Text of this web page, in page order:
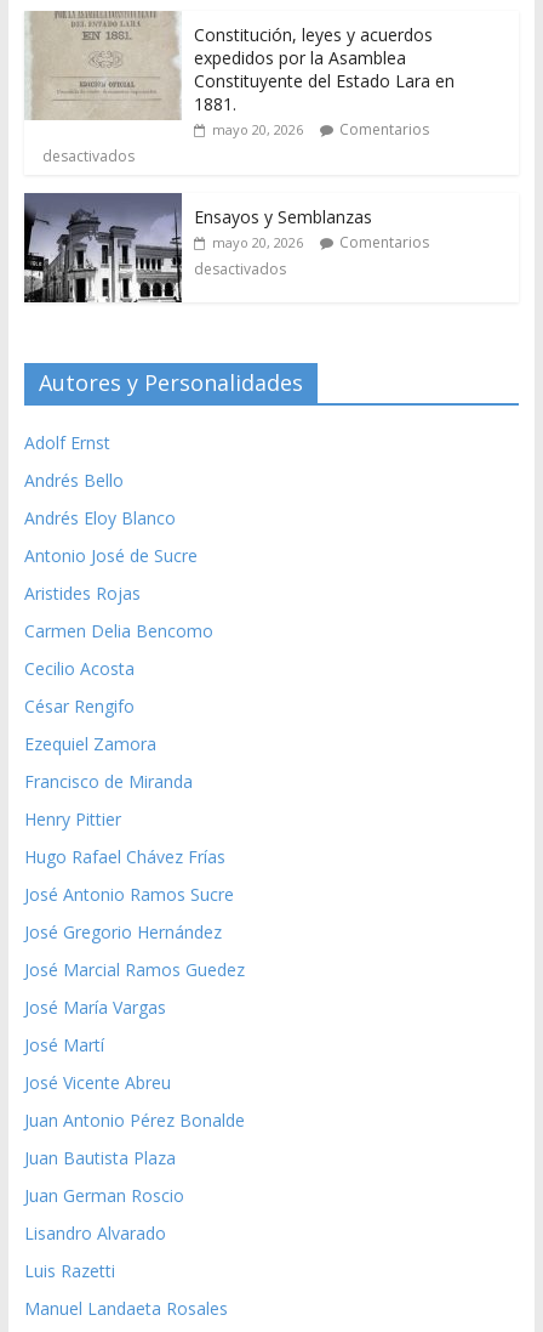
Constitución, leyes y acuerdos
expedidos por la Asamblea
Constituyente del Estado Lara en
1881.
mayo 20, 2026
Comentarios
desactivados
Ensayos y Semblanzas
mayo 20, 2026
Comentarios
desactivados
Autores y Personalidades
Adolf Ernst
Andrés Bello
Andrés Eloy Blanco
Antonio José de Sucre
Aristides Rojas
Carmen Delia Bencomo
Cecilio Acosta
César Rengifo
Ezequiel Zamora
Francisco de Miranda
Henry Pittier
Hugo Rafael Chávez Frías
José Antonio Ramos Sucre
José Gregorio Hernández
José Marcial Ramos Guedez
José María Vargas
José Martí
José Vicente Abreu
Juan Antonio Pérez Bonalde
Juan Bautista Plaza
Juan German Roscio
Lisandro Alvarado
Luis Razetti
Manuel Landaeta Rosales